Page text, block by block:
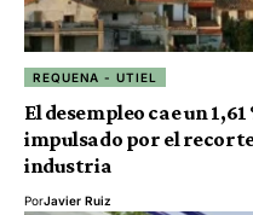
REQUENA - UTIEL
El desempleo cae un
impulsado por el
industria
PorJavier Ruiz